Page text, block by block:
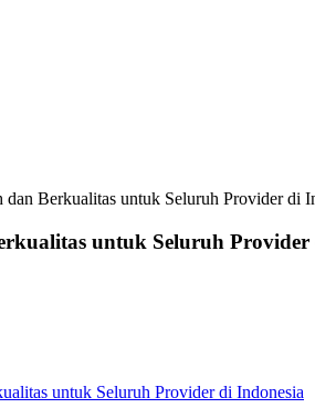
dan Berkualitas untuk Seluruh Provider di
untuk Seluruh Provider
untuk Seluruh Provider di Indonesia